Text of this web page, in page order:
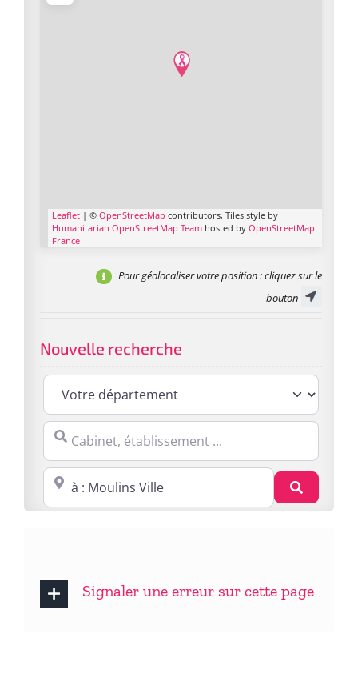
Leaflet | © OpenStreetMap contributors, Tiles style by
Humanitarian OpenStreetMap Team hosted by OpenStreetMap
France
Pour géolocaliser votre position: cliquez sur le
bouton
Nouvelle recherche
Cabinet, établissement ...
Proche de : ville, cp, lieu ...
Signaler une erreur sur cette page